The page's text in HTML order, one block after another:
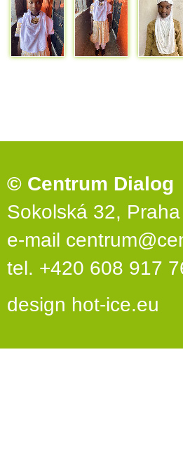
© Centrum Dialog
Sokolská 32,
e-mail
tel. +420 608 917
design hot-ice.eu